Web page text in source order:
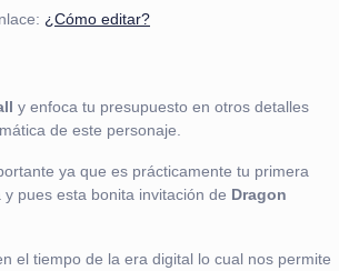
¿Cómo editar?
y enfoca tu presupuesto en otros detalles
de este personaje.
ya que es prácticamente tu primera
pues esta bonita invitación de Dragon
el tiempo de la era digital lo cual nos permite